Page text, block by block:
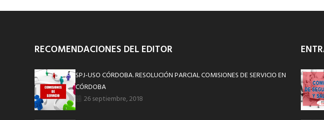
RECOMENDACIONES DEL EDITOR
SPJ-USO CÓRDOBA. RESOLUCIÓN PARCIAL COMISIONES DE SERVICIO EN
CÓRDOBA
26 septiembre, 2018